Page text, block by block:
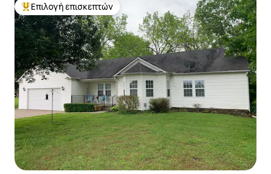
Κορυφαία επιλογή επισκεπτών
Επιλογή επισκεπτών